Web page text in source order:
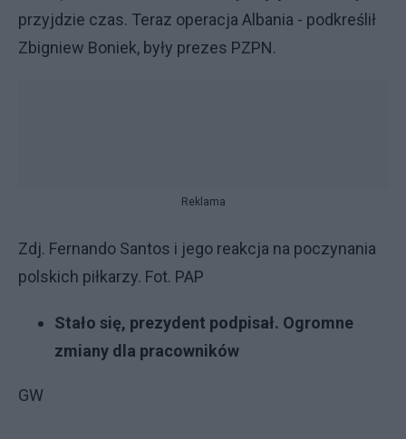
przyjdzie czas. Teraz operacja Albania - podkreślił
Zbigniew Boniek, były prezes PZPN.
Reklama
Zdj. Fernando Santos i jego reakcja na poczynania
polskich piłkarzy. Fot. PAP
Stało się, prezydent podpisał. Ogromne
zmiany dla pracowników
GW